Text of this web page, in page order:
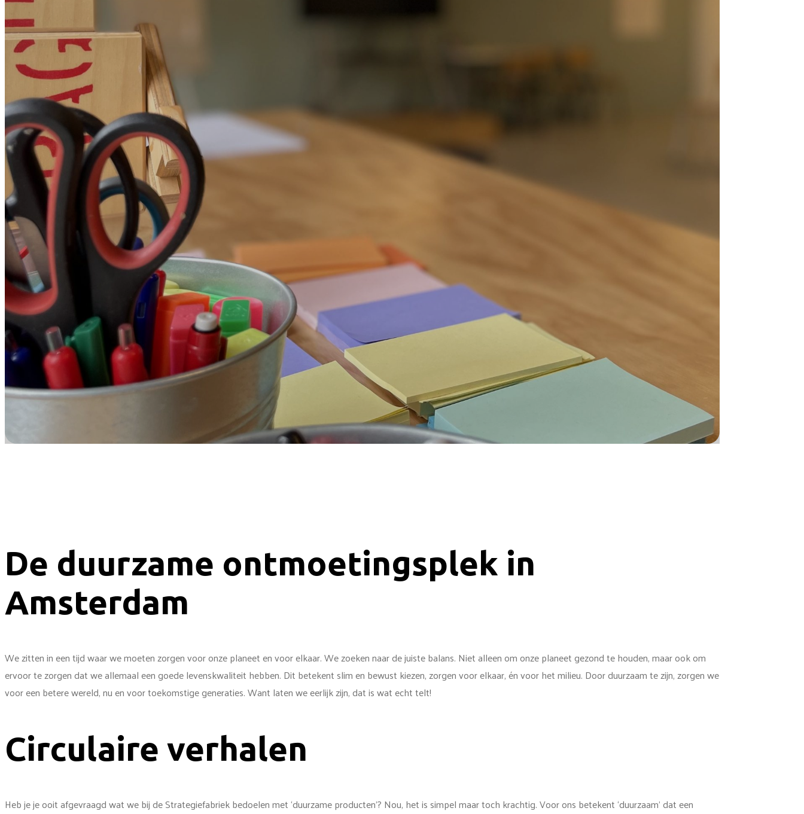
De duurzame ontmoetingsplek in
Amsterdam
We zitten in een tijd waar we moeten zorgen voor onze planeet en voor elkaar. We zoeken naar de juiste balans. Niet alleen om onze planeet gezond te houden, maar ook om
ervoor te zorgen dat we allemaal een goede levenskwaliteit hebben. Dit betekent slim en bewust kiezen, zorgen voor elkaar, én voor het milieu. Door duurzaam te zijn, zorgen we
voor een betere wereld, nu en voor toekomstige generaties. Want laten we eerlijk zijn, dat is wat echt telt!
Circulaire verhalen
Heb je je ooit afgevraagd wat we bij de Strategiefabriek bedoelen met ‘duurzame producten’? Nou, het is simpel maar toch krachtig. Voor ons betekent ‘duurzaam’ dat een